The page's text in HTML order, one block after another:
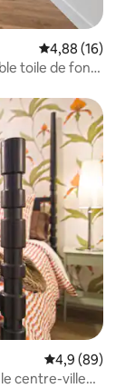
Évaluation
4,88 (16)
toile de fond
Évaluation
4,9 (89)
centre-ville